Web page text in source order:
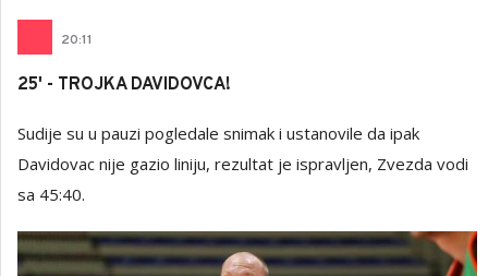
20:11
25' - TROJKA DAVIDOVCA!
Sudije su u pauzi pogledale snimak i ustanovile da ipak
Davidovac nije gazio liniju, rezultat je ispravljen, Zvezda vodi
sa 45:40.